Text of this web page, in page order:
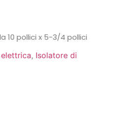
10 pollici x 5-3/4 pollici
, Isolatore di